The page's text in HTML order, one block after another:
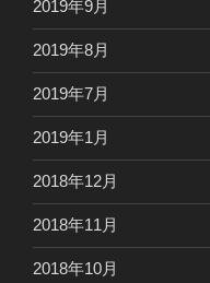
2019年9月
2019年8月
2019年7月
2019年1月
2018年12月
2018年11月
2018年10月